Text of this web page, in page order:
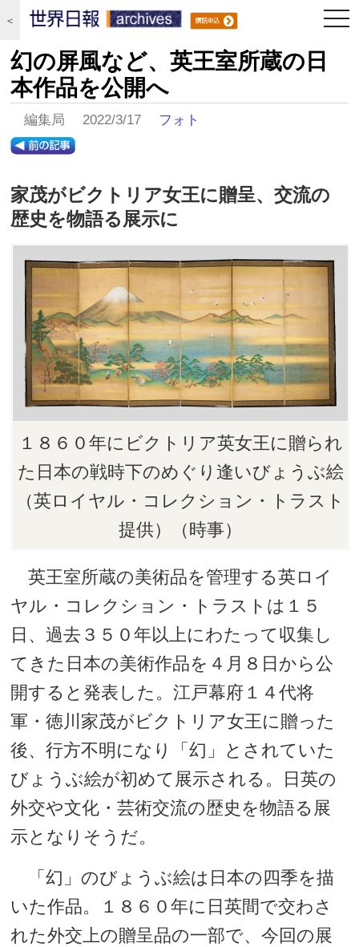
＜
幻の屏風など、英王室所蔵の日
本作品を公開へ
編集局 2022/3/17 フォト
家茂がビクトリア女王に贈呈、交流の
歴史を物語る展示に
１８６０年にビクトリア英女王に贈られ
た日本の戦時下のめぐり逢いびょうぶ絵
（英ロイヤル・コレクション・トラスト
提供）（時事）
英王室所蔵の美術品を管理する英ロイ
ヤル・コレクション・トラストは１５
日、過去３５０年以上にわたって収集し
てきた日本の美術作品を４月８日から公
開すると発表した。江戸幕府１４代将
軍・徳川家茂がビクトリア女王に贈った
後、行方不明になり「幻」とされていた
びょうぶ絵が初めて展示される。日英の
外交や文化・芸術交流の歴史を物語る展
示となりそうだ。
「幻」のびょうぶ絵は日本の四季を描
いた作品。１８６０年に日英間で交わさ
れた外交上の贈呈品の一部で、今回の展